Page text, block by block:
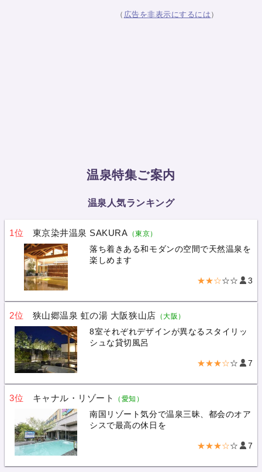
（ 広告を非表示にするには ）
温泉特集ご案内
温泉人気ランキング
1位 東京染井温泉 SAKURA （東京）
落ち着きある和モダンの空間で天然温泉を
楽しめます
★★☆☆☆ 3
2位 狭山郷温泉 虹の湯 大阪狭山店 （大阪）
8室それぞれデザインが異なるスタイリッ
シュな貸切風呂
★★★☆☆ 7
3位 キャナル・リゾート （愛知）
南国リゾート気分で温泉三昧、都会のオア
シスで最高の休日を
★★★☆☆ 7